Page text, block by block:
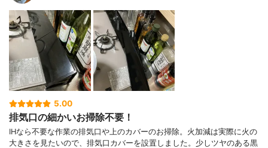
5.00
排気口の細かいお掃除不要！
IHなら不要な作業の排気口や上のカバーのお掃除。火加減は実際に火の
大きさを見たいので、排気口カバーを設置しました。少しツヤのある黒